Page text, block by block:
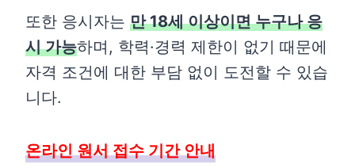
또한 응시자는 만 18세 이상이면 누구나 응
시 가능하며, 학력·경력 제한이 없기 때문에
자격 조건에 대한 부담 없이 도전할 수 있습
니다.
온라인 원서 접수 기간 안내